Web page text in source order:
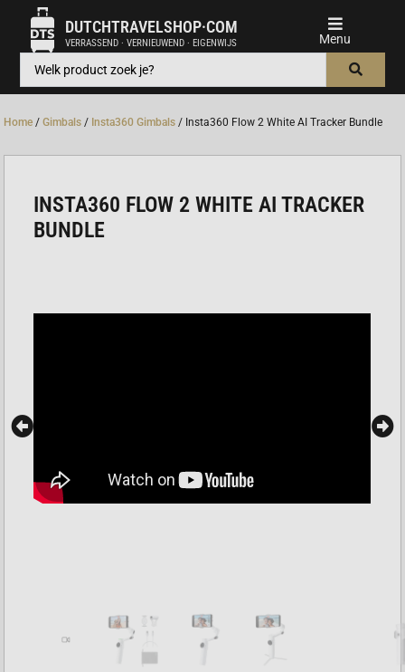
DUTCHTRAVELSHOP·COM
VERRASSEND · VERNIEUWEND · EIGENWIJS
Home /Gimbals / Insta360 Gimbals / Insta360 Flow 2 White AI Tracker Bundle
INSTA360 FLOW 2 WHITE AI TRACKER
BUNDLE